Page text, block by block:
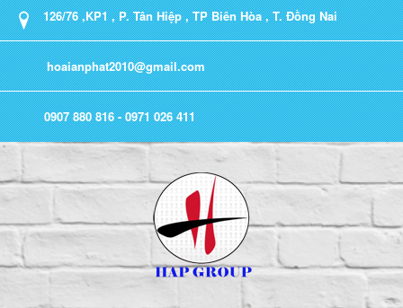
126/76 ,KP1 , P. Tân Hiệp , TP Biên Hòa , T. Đồng Nai
hoaianphat2010@gmail.com
0907 880 816 - 0971 026 411